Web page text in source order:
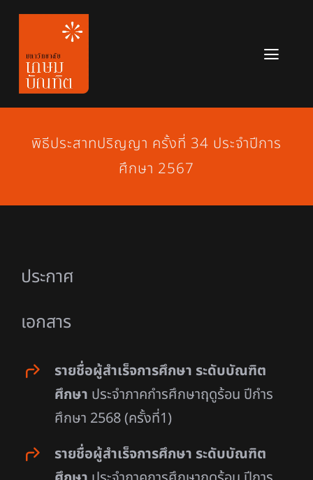
Skip
content
หลักสูตร
ข่าวสาร
เกี่ยวกับมหาวิทยาลัย
พิธีประสาทปริญญา ครั้งที่ 34 ประจำปีการ
ศึกษา 2567
ประกาศ
เอกสาร
รายชื่อผู้สำเร็จการศึกษา ระดับบัณฑิต
ศึกษา ประจำภาคกำรศึกษาฤดูร้อน ปีกำร
ศึกษา 2568 (ครั้งที่1)
รายชื่อผู้สำเร็จการศึกษา ระดับบัณฑิต